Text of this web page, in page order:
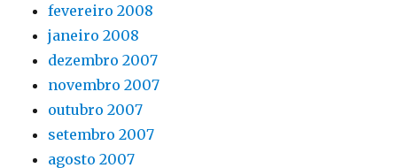
fevereiro 2008
janeiro 2008
dezembro 2007
novembro 2007
outubro 2007
setembro 2007
agosto 2007